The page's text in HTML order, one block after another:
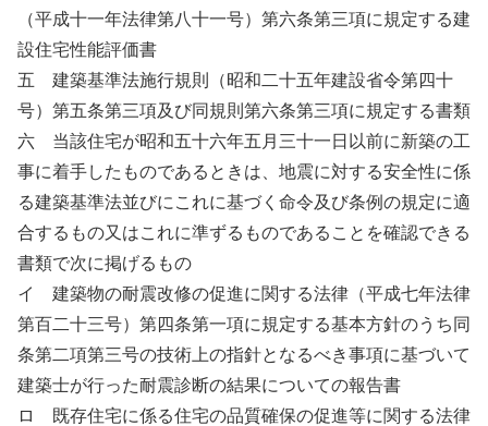
（平成十一年法律第八十一号）第六条第三項に規定する建
設住宅性能評価書
五 建築基準法施行規則（昭和二十五年建設省令第四十
号）第五条第三項及び同規則第六条第三項に規定する書類
六 当該住宅が昭和五十六年五月三十一日以前に新築の工
事に着手したものであるときは、地震に対する安全性に係
る建築基準法並びにこれに基づく命令及び条例の規定に適
合するもの又はこれに準ずるものであることを確認できる
書類で次に掲げるもの
イ 建築物の耐震改修の促進に関する法律（平成七年法律
第百二十三号）第四条第一項に規定する基本方針のうち同
条第二項第三号の技術上の指針となるべき事項に基づいて
建築士が行った耐震診断の結果についての報告書
ロ 既存住宅に係る住宅の品質確保の促進等に関する法律